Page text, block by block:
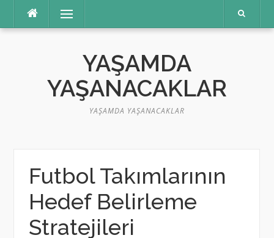
Menü
YAŞAMDA
YAŞANACAKLAR
YAŞAMDA YAŞANACAKLAR
Futbol Takımlarının
Hedef Belirleme
Stratejileri